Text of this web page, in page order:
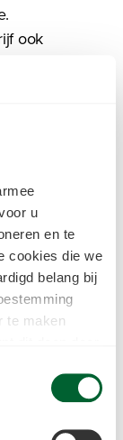
u
en te
cookies die we
belang bij
te maken
informatie over
ook
€ 500
jaar
het